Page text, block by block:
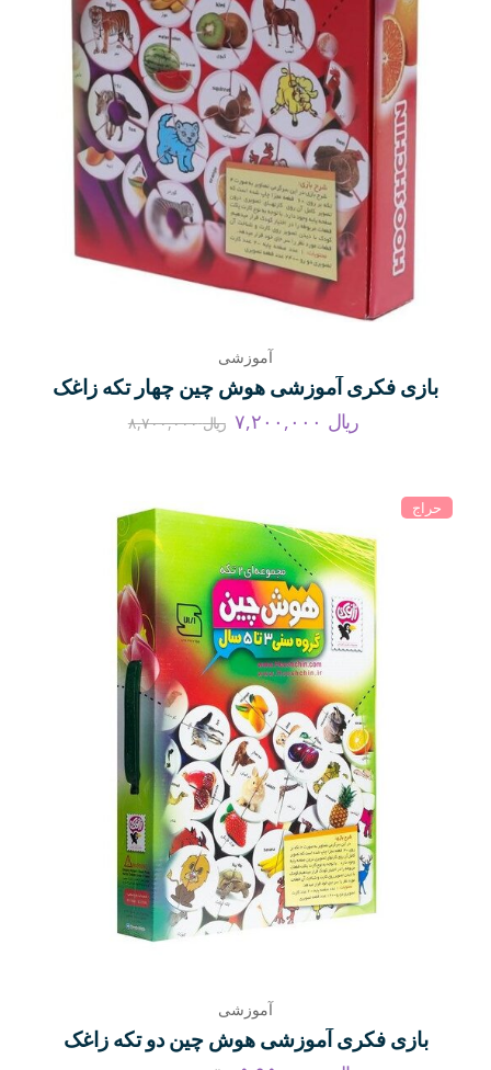
آموزشی
بازی فکری آموزشی هوش چین چهار تکه زاغک
ریال ریال۸,۷۰۰,۰۰۰
حراج
آموزشی
بازی فکری آموزشی هوش چین دو تکه زاغک